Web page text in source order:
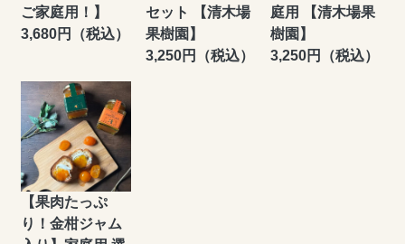
ご家庭用！】
3,680円（税込）
セット 【清木場
果樹園】
3,250円（税込）
庭用 【清木場果
樹園】
3,250円（税込）
【果肉たっぷ
り！金柑ジャム